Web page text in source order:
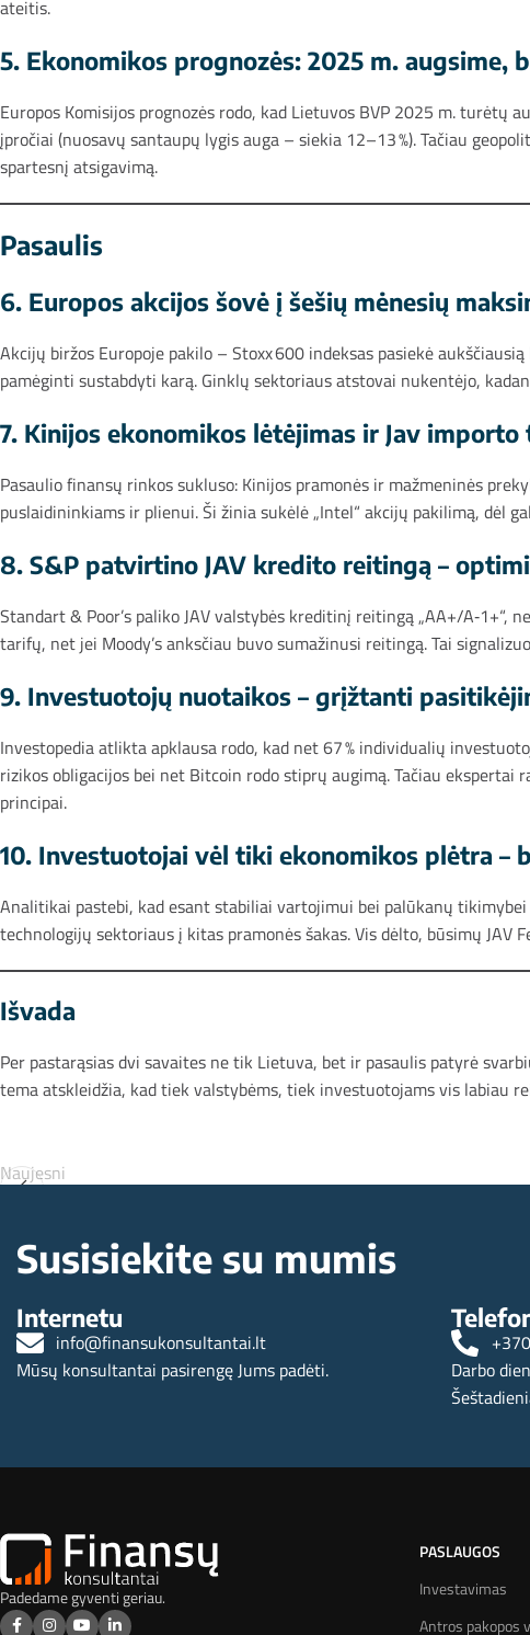
ateitis.
5. Ekonomikos prognozės: 2025 m. augsime,
Europos Komisijos prognozės rodo, kad Lietuvos BVP 2025 m. turėtų
įpročiai (nuosavų santaupų lygis auga – siekia 12–13 %). Tačiau
spartesnį atsigavimą.
Pasaulis
6. Europos akcijos šovė į šešių mėnesių
Akcijų biržos Europoje pakilo – Stoxx 600 indeksas pasiekė
pamėginti sustabdyti karą. Ginklų sektoriaus atstovai nukentėjo,
7. Kinijos ekonomikos lėtėjimas ir Jav
Pasaulio finansų rinkos sukluso: Kinijos pramonės ir mažmeninės
puslaidininkiams ir plienui. Ši žinia sukėlė „Intel“ akcijų pakilimą, dėl
8. S&P patvirtino JAV kredito reitingą –
Standart & Poor’s paliko JAV valstybės kreditinį reitingą „AA+/
tarifų, net jei Moody’s anksčiau buvo sumažinusi reitingą. Tai
9. Investuotojų nuotaikos – grįžtanti
Investopedia atlikta apklausa rodo, kad net 67 % individualių
rizikos obligacijos bei net Bitcoin rodo stiprų augimą. Tačiau
principai.
10. Investuotojai vėl tiki ekonomikos plėtra –
Analitikai pastebi, kad esant stabiliai vartojimui bei palūkanų
technologijų sektoriaus į kitas pramonės šakas. Vis dėlto, būsimų JAV
Išvada
Per pastarąsias dvi savaites ne tik Lietuva, bet ir pasaulis patyrė
tema atskleidžia, kad tiek valstybėms, tiek investuotojams vis labiau
Naujesni
Susisiekite su mumis
Internetu
info@finansukonsultantai.lt
Mūsų konsultantai pasirengę Jums padėti.
Darbo
Padedame gyventi geriau.
PASLAUGOS
Investavimas
Antros pakopos